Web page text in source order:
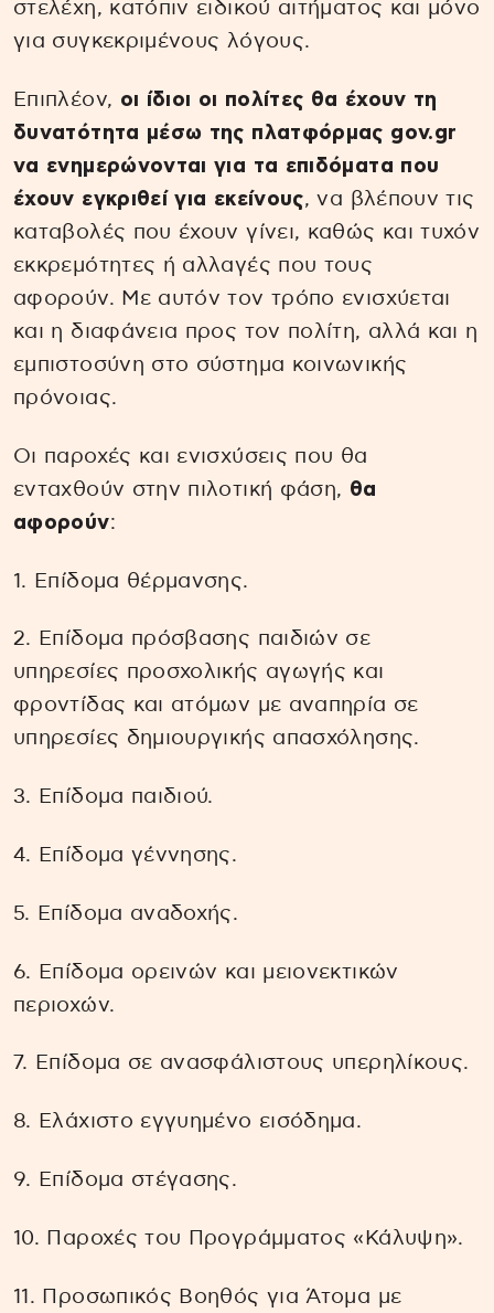
στελέχη, κατόπιν ειδικού αιτήματος και μόνο
για συγκεκριμένους λόγους.
Επιπλέον, οι ίδιοι οι πολίτες θα έχουν τη
δυνατότητα μέσω της πλατφόρμας gov.gr
να ενημερώνονται για τα επιδόματα που
έχουν εγκριθεί για εκείνους, να βλέπουν τις
καταβολές που έχουν γίνει, καθώς και τυχόν
εκκρεμότητες ή αλλαγές που τους
αφορούν. Με αυτόν τον τρόπο ενισχύεται
και η διαφάνεια προς τον πολίτη, αλλά και η
εμπιστοσύνη στο σύστημα κοινωνικής
πρόνοιας.
Οι παροχές και ενισχύσεις που θα
ενταχθούν στην πιλοτική φάση, θα
αφορούν:
1. Επίδομα θέρμανσης.
2. Επίδομα πρόσβασης παιδιών σε
υπηρεσίες προσχολικής αγωγής και
φροντίδας και ατόμων με αναπηρία σε
υπηρεσίες δημιουργικής απασχόλησης.
3. Επίδομα παιδιού.
4. Επίδομα γέννησης.
5. Επίδομα αναδοχής.
6. Επίδομα ορεινών και μειονεκτικών
περιοχών.
7. Επίδομα σε ανασφάλιστους υπερηλίκους.
8. Ελάχιστο εγγυημένο εισόδημα.
9. Επίδομα στέγασης.
10. Παροχές του Προγράμματος «Κάλυψη».
11. Προσωπικός Βοηθός για Άτομα με